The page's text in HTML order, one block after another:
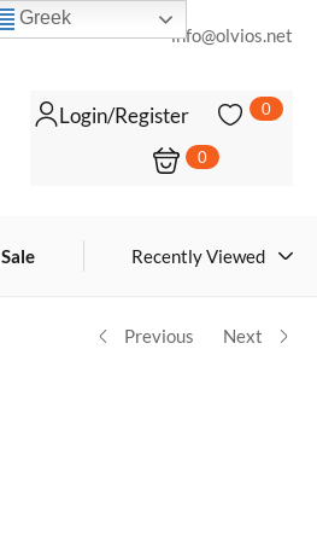
info@olvios.net
Login/Register 0
0
Sale Recently Viewed
Previous Next
ΠΡΟΣΘΉΚΗ ΣΤΟ ΚΑΛΆΘΙ
Greek